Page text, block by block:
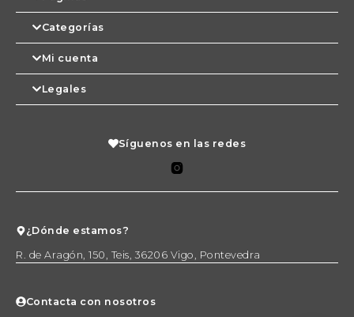
Categorías
Mi cuenta
Legales
Síguenos en las redes
¿Dónde estamos?
R. de Aragón, 150, Teis, 36206 Vigo, Pontevedra
Contacta con nosotros